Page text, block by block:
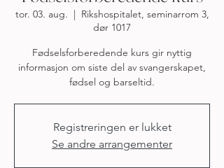
tor. 03. aug.
  |
Rikshospitalet, seminarrom 3,
dør 1017
Fødselsforberedende kurs gir nyttig
informasjon om siste del av svangerskapet,
fødsel og barseltid.
Registreringen er lukket
Se andre arrangementer